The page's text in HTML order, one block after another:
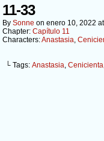
Buscar
11-33
By Sonne on enero 10, 2022 at
Chapter: Capítulo 11
Characters:Anastasia,
└ Tags: Anastasia, Cenicienta